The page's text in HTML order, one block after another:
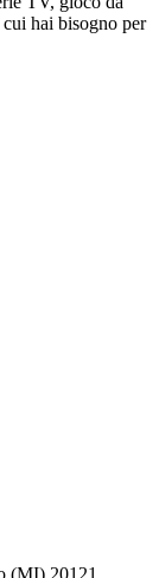
hai bisogno per
(MI) 20121